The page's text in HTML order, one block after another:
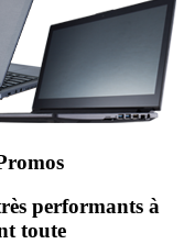
performants à
toute